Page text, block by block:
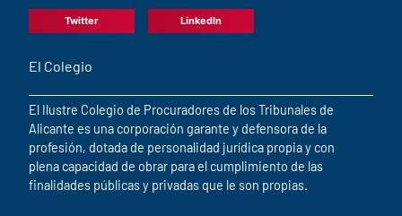
Twitter LinkedIn
El Colegio
El Ilustre Colegio de Procuradores de los Tribunales de
Alicante es una corporación garante y defensora de la
profesión, dotada de personalidad jurídica propia y con
plena capacidad de obrar para el cumplimiento de las
finalidades públicas y privadas que le son propias.